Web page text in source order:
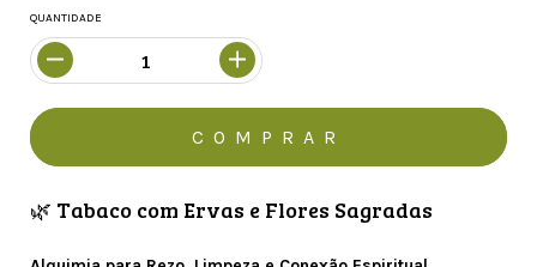
QUANTIDADE
🌿 Tabaco com Ervas e Flores Sagradas